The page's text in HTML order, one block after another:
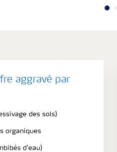
aggravé par
des sols)
organiques
d'eau)